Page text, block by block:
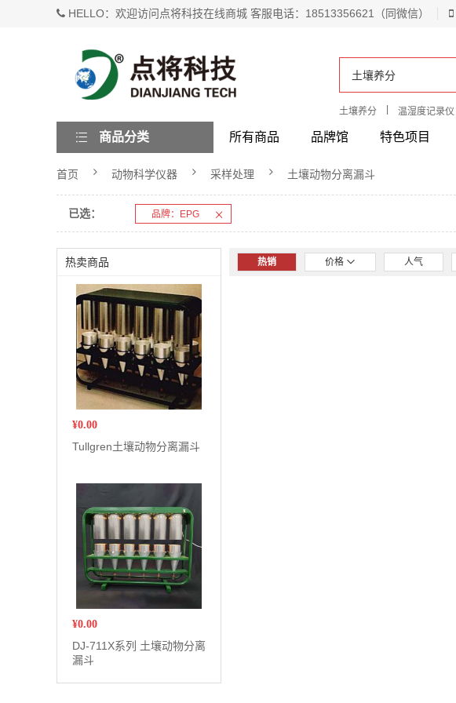
HELLO：欢迎访问点将科技在线商城 客服电话：18513356621（同微信）
土壤养分 温湿度记录仪
所有商品 品牌馆 特色项目
商品分类
首页 动物科学仪器 采样处理 土壤动物分离漏斗
已选： 品牌：EPG
热卖商品
¥0.00
Tullgren土壤动物分离漏斗
¥0.00
DJ-711X系列 土壤动物分离
漏斗
热销 价格 人气